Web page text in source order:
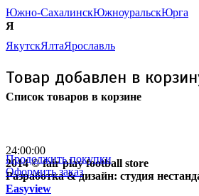
Южно-СахалинскЮжноуральскЮрга
Я
ЯкутскЯлтаЯрославль
Товар добавлен в
Список товаров в корзине
Продолжить покупки
Оформить заказ
24:00:00
2014 © fair play football store
Разработка & дизайн: студия
Easyview